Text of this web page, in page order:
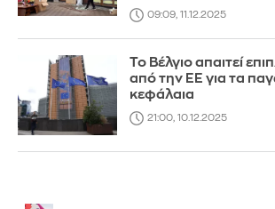
09:09, 11.12.2025
Το Βέλγιο απαιτεί
από την ΕΕ για τα
κεφάλαια
21:00, 10.12.2025